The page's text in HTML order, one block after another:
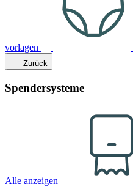
vorlagen
Zurück
Spendersysteme
Alle anzeigen